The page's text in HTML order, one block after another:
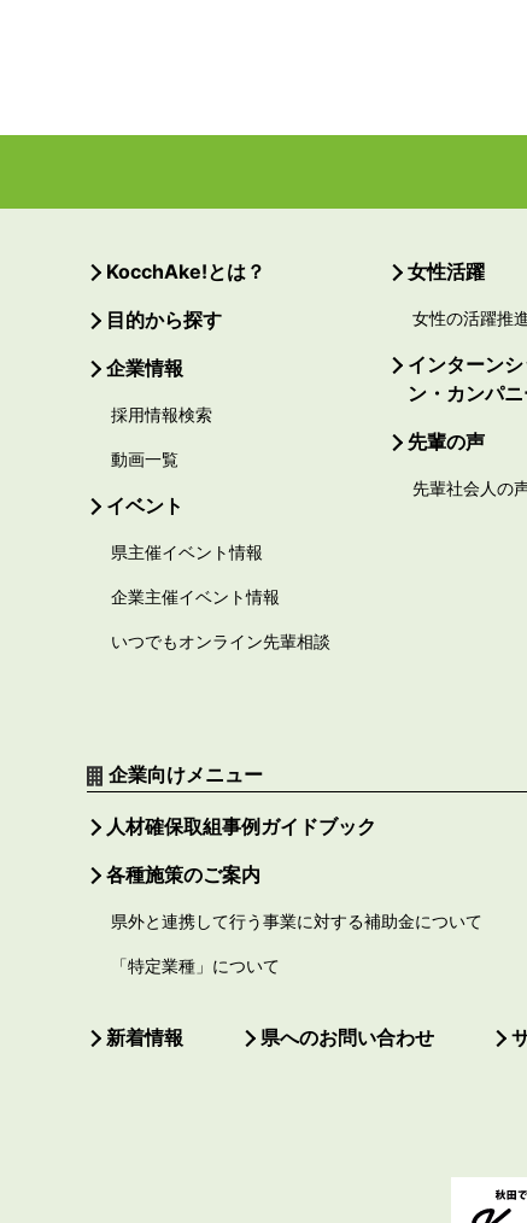
KocchAke!とは？
目的から探す
企業情報
採用情報検索
動画一覧
イベント
県主催イベント情報
企業主催イベント情報
いつでもオンライン先輩相談
女性活躍
女性の活躍推
インターン
ン・カンパ
先輩の声
先輩社会人の
企業向けメニュー
人材確保取組事例ガイドブック
各種施策のご案内
県外と連携して行う事業に対する補助金について
「特定業種」について
新着情報 県へのお問い合わせ